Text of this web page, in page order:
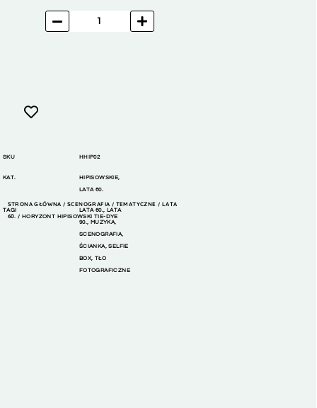
SKU HHIP02
KAT. HIPISOWSKIE
LATA 60.
TAGI LATA 60.
LATA
90.
MUZYKA
SCENOGRAFIA
ŚCIANKA ,SELFIE
BOX, TŁO
FOTOGRAFICZNE
STRONA GŁÓWNA /SCENOGRAFIA / TEMATYCZNE / LATA
60. / HORYZONT HIPISOWSKI TIE-DYE